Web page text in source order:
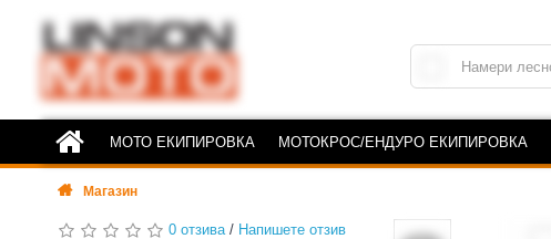
МОТО ЕКИПИРОВКА МОТОКРОС/ЕНДУРО ЕКИПИРОВКА
Магазин
0 отзива/ Напишете отзив